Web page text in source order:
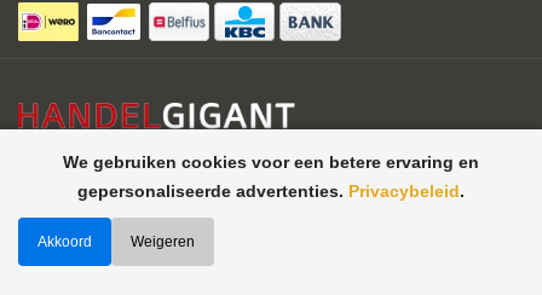
We gebruiken cookies voor een betere ervaring en
gepersonaliseerde advertenties. Privacybeleid.
Akkoord Weigeren